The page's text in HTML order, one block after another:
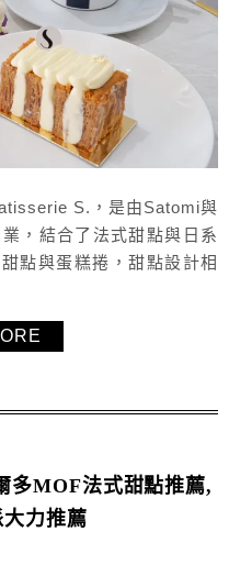
S.，是由Satomi與
，結合了法式甜點與日系
點與蛋糕捲，甜點設計相
品，享受美好的下午吧！
多MOF法式甜點推薦,
力推薦